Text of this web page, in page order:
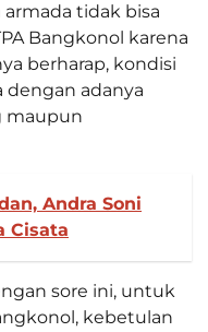
tidak bisa
Bangkonol karena
berharap, kondisi
dengan adanya
maupun
Andra Soni
Cisata
sore ini, untuk
kebetulan